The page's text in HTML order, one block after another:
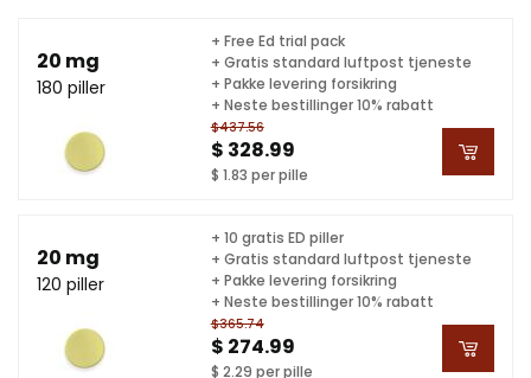
20 mg
180 piller
$437.56
$ 328.99
$ 1.83 per pille
+ Free Ed trial pack
+ Gratis standard luftpost tjeneste
+ Pakke levering forsikring
+ Neste bestillinger 10% rabatt
20 mg
120 piller
$365.74
$ 274.99
$ 2.29 per pille
+ 10 gratis ED piller
+ Gratis standard luftpost tjeneste
+ Pakke levering forsikring
+ Neste bestillinger 10% rabatt